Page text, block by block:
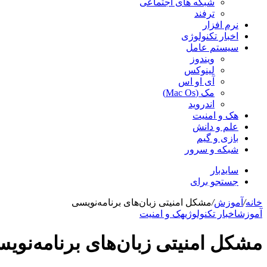
شبکه های اجتماعی
ترفند
نرم افزار
اخبار تکنولوژی
سیستم عامل
ویندوز
لینوکس
آی او اس
مک (Mac Os)
اندروید
هک و امنیت
علم و دانش
بازی و گیم
شبکه و سرور
سایدبار
جستجو برای
خانه/ آموزش/مشکل امنیتی زبان‌های برنامه‌نویسی
آموزشاخبار تکنولوژیهک و امنیت
مشکل امنیتی زبان‌های